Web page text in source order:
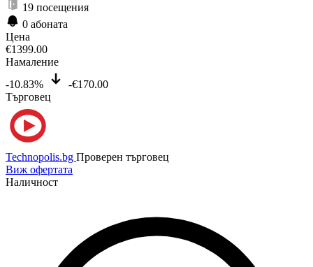
19 посещения
0 абоната
Цена
€1399.00
Намаление
-10.83%
-€170.00
Търговец
Technopolis.bg Проверен търговец
Виж офертата
Наличност